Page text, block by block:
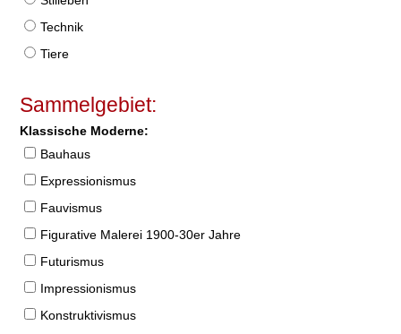
Technik
Tiere
Sammelgebiet:
Klassische Moderne:
Bauhaus
Expressionismus
Fauvismus
Figurative Malerei 1900-30er Jahre
Futurismus
Impressionismus
Konstruktivismus